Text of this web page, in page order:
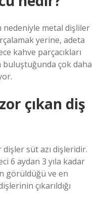
nedeniyle metal dişliler
yerine, adeta
kahve parçacıkları
buluştuğunda çok daha
çıkan diş
dişler süt azı dişleridir.
6 aydan 3 yıla kadar
görüldüğü ve en
çıkarıldığı